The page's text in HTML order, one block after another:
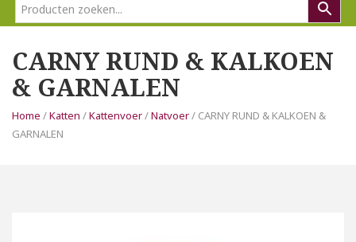
CARNY RUND & KALKOEN
& GARNALEN
Home /Katten /Kattenvoer/Natvoer/ CARNY RUND & KALKOEN &
GARNALEN